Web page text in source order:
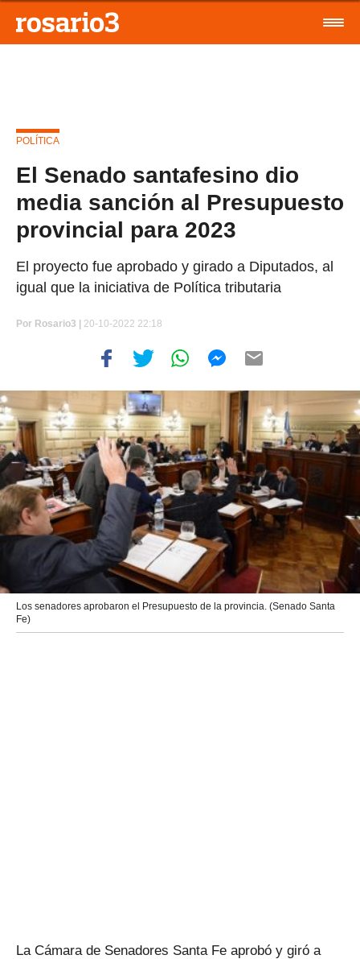
POLÍTICA
El Senado santafesino dio
media sanción al Presupuesto
provincial para 2023
El proyecto fue aprobado y girado a Diputados, al
igual que la iniciativa de Política tributaria
Por Rosario3 | 20-10-2022 22:18
Los senadores aprobaron el Presupuesto de la provincia. (Senado Santa
Fe)
La Cámara de Senadores Santa Fe aprobó y giró a